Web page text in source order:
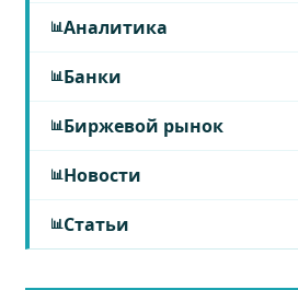
Аналитика
Банки
Биржевой рынок
Новости
Статьи